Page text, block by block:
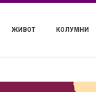
ЖИВОТ КОЛУМНИ